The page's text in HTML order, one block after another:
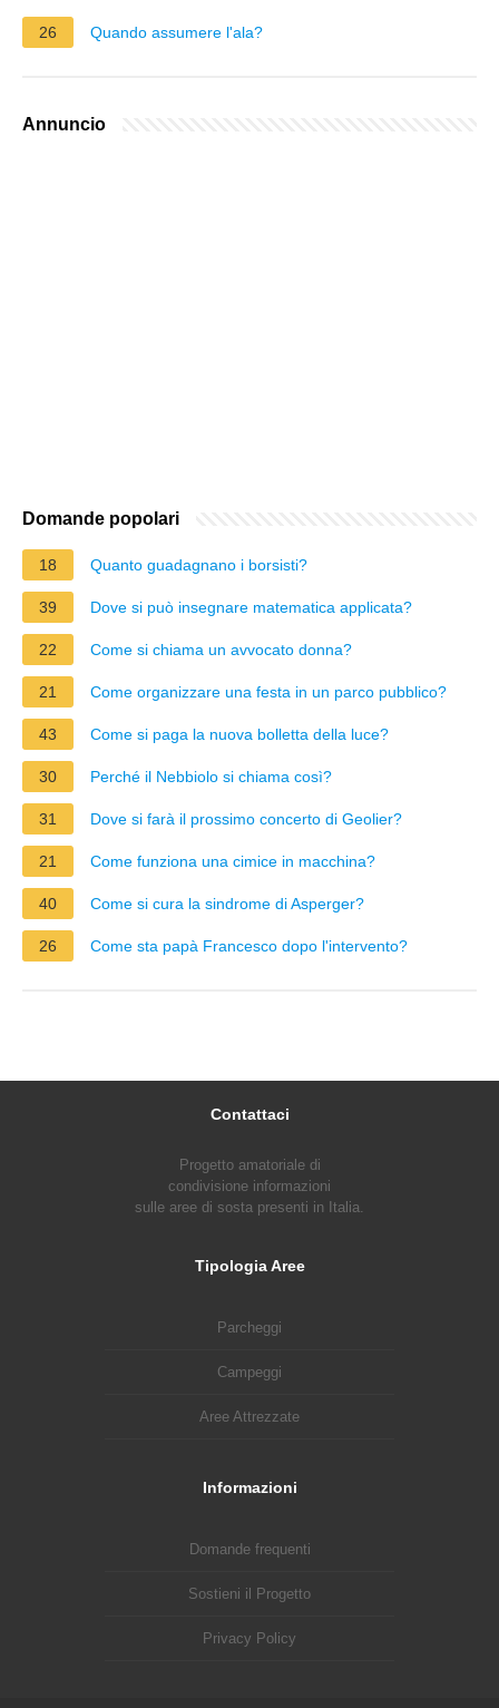
26 Quando assumere l'ala?
Annuncio
Domande popolari
18 Quanto guadagnano i borsisti?
39 Dove si può insegnare matematica applicata?
22 Come si chiama un avvocato donna?
21 Come organizzare una festa in un parco pubblico?
43 Come si paga la nuova bolletta della luce?
30 Perché il Nebbiolo si chiama così?
31 Dove si farà il prossimo concerto di Geolier?
21 Come funziona una cimice in macchina?
40 Come si cura la sindrome di Asperger?
26 Come sta papà Francesco dopo l'intervento?
Contattaci
Progetto amatoriale di
condivisione informazioni
sulle aree di sosta presenti in Italia.
Tipologia Aree
Parcheggi
Campeggi
Aree Attrezzate
Informazioni
Domande frequenti
Sostieni il Progetto
Privacy Policy